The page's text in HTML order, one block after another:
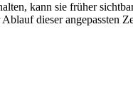
kann sie früher
dieser angepassten